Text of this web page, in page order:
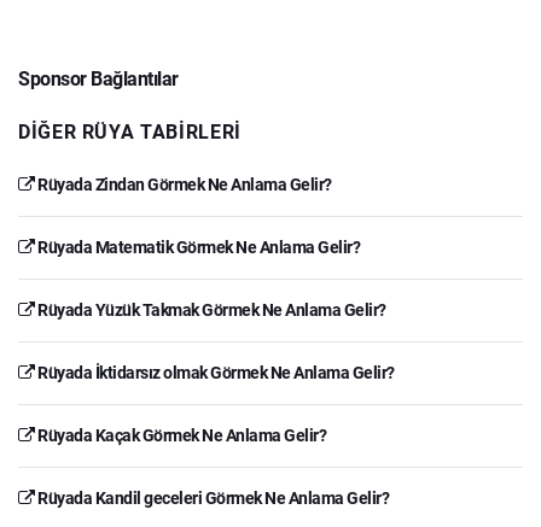
Sponsor Bağlantılar
DIĞER RÜYA TABIRLERI
Rüyada Zindan Görmek Ne Anlama Gelir?
Rüyada Matematik Görmek Ne Anlama Gelir?
Rüyada Yüzük Takmak Görmek Ne Anlama Gelir?
Rüyada İktidarsız olmak Görmek Ne Anlama Gelir?
Rüyada Kaçak Görmek Ne Anlama Gelir?
Rüyada Kandil geceleri Görmek Ne Anlama Gelir?